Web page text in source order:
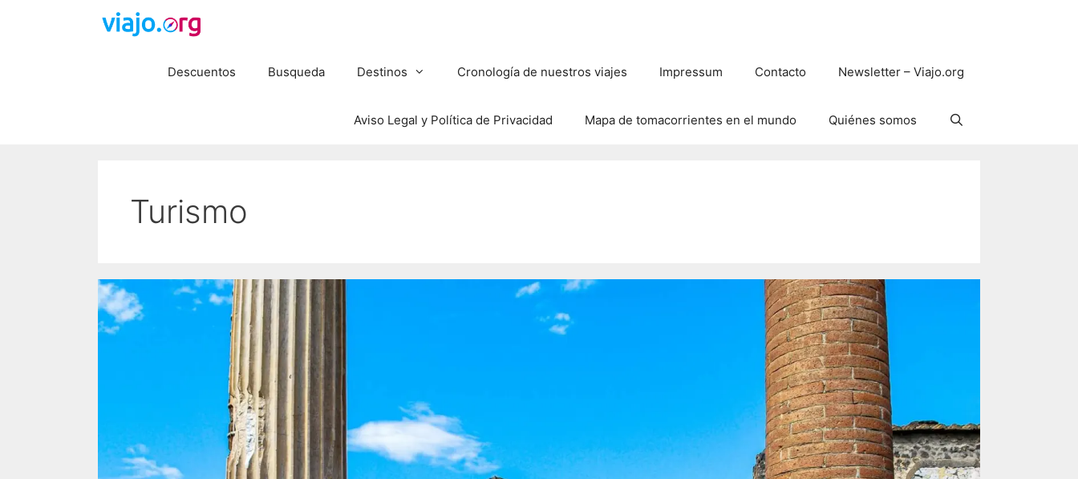
Descuentos Busqueda Destinos Cronología de nuestros viajes Impressum Contacto Newsletter – Viajo.org
Aviso Legal y Política de Privacidad Mapa de tomacorrientes en el mundo Quiénes somos
Turismo